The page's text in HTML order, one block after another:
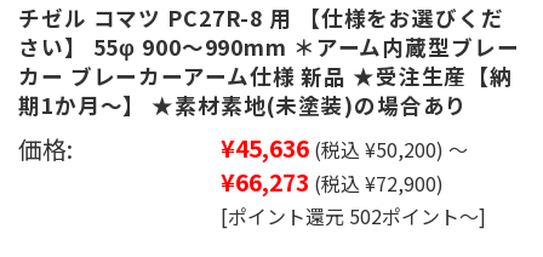
チゼル コマツ PC27R-8 用 【仕様をお選びくだ
さい】 55φ 900～990mm ＊アーム内蔵型ブレー
カー ブレーカーアーム仕様 新品 ★受注生産【納
期1か月～】 ★素材素地(未塗装)の場合あり
価格: ¥45,636 (税込 ¥50,200) ～
¥66,273 (税込 ¥72,900)
[ポイント還元 502ポイント～]